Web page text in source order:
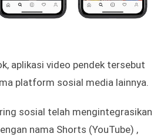
aplikasi video pendek tersebut
platform sosial media lainnya.
sosial telah mengintegrasikan
nama Shorts (YouTube) ,